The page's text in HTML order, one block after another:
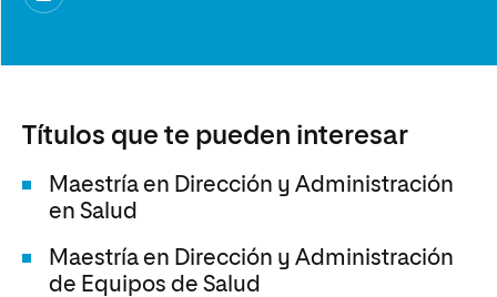
Títulos que te pueden interesar
Maestría en Dirección y Administración
en Salud
Maestría en Dirección y Administración
de Equipos de Salud